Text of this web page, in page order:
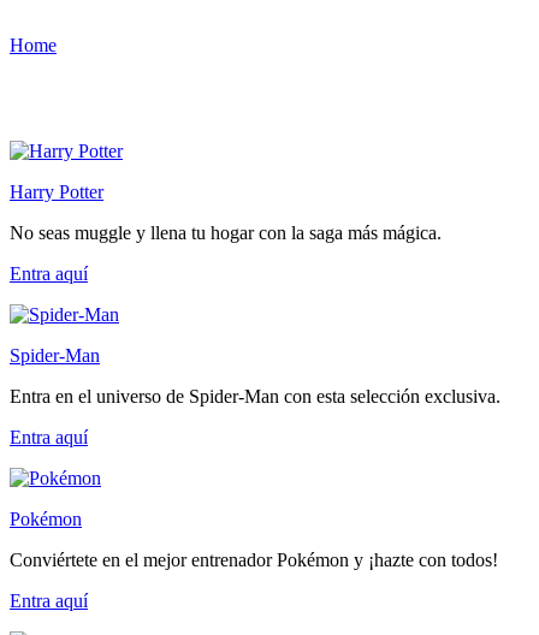
Home
Harry Potter
No seas muggle y llena tu hogar con la saga más mágica.
Entra aquí
Spider-Man
Entra en el universo de Spider-Man con esta selección exclusiva.
Entra aquí
Pokémon
Conviértete en el mejor entrenador Pokémon y ¡hazte con todos!
Entra aquí